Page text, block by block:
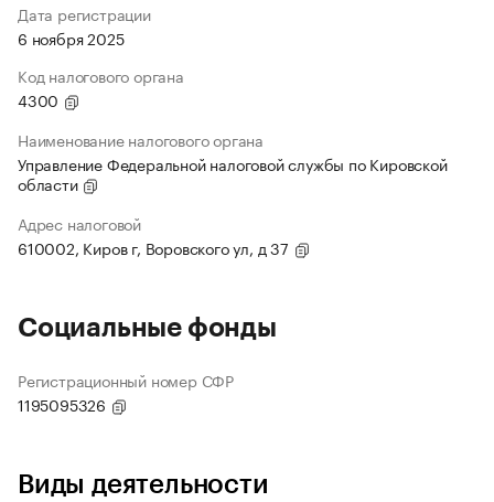
Дата регистрации
6 ноября 2025
Код налогового органа
4300
Наименование налогового органа
Управление Федеральной налоговой службы по Кировской
области
Адрес налоговой
610002, Киров г, Воровского ул, д 37
Социальные фонды
Регистрационный номер СФР
1195095326
Виды деятельности